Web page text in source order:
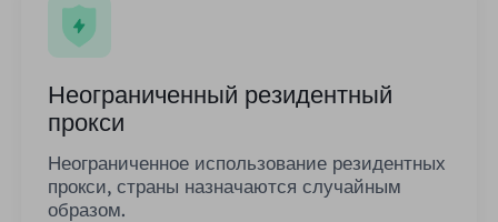
Неограниченный резидентный
прокси
Неограниченное использование резидентных
прокси, страны назначаются случайным
образом.